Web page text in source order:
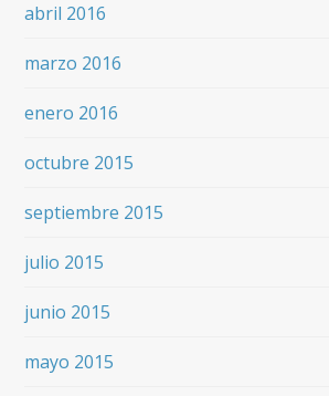
abril 2016
marzo 2016
enero 2016
octubre 2015
septiembre 2015
julio 2015
junio 2015
mayo 2015